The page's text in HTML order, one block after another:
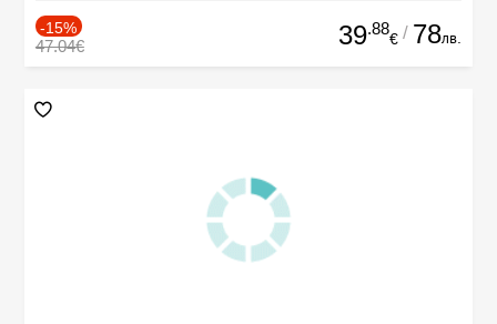
-15%
47.04€ 39.88
€ / 78лв.